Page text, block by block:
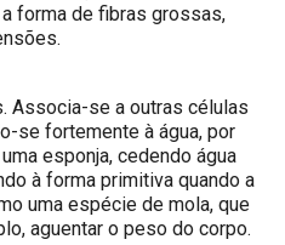
forma de fibras grossas,
Associa-se a outras células
se fortemente à água, por
esponja, cedendo água
à forma primitiva quando a
uma espécie de mola, que
aguentar o peso do corpo.